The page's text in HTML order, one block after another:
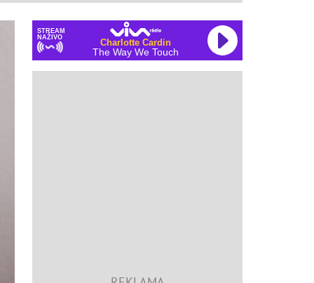
STREAM
NAŽIVO
Charlotte Cardin
The Way We Touch